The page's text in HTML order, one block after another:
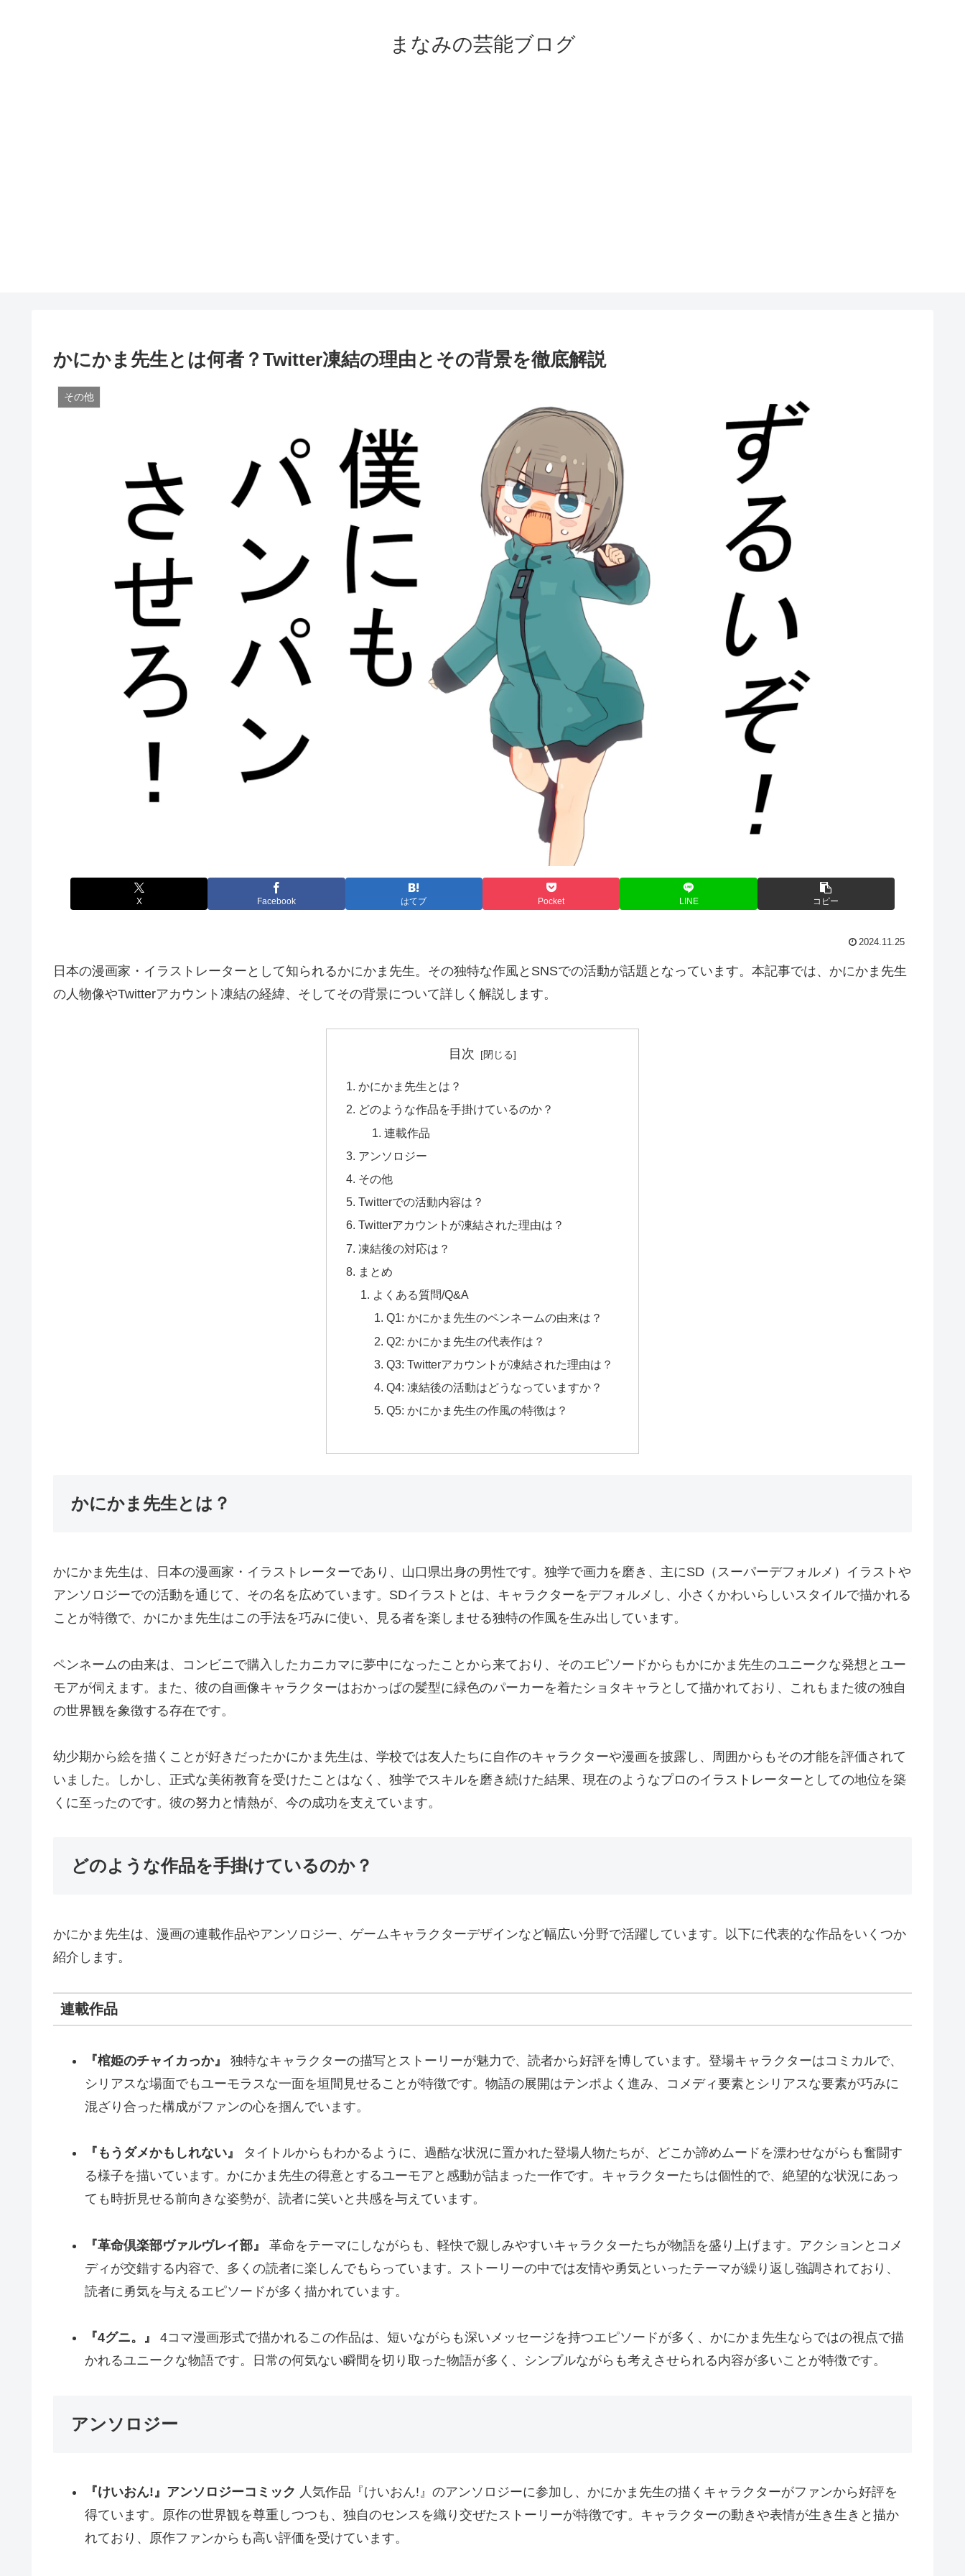
まなみの芸能ブログ
かにかま先生とは何者？Twitter凍結の理由とその背景を徹底解説
その他
X Facebook はてブ Pocket LINE コピー
2024.11.25
日本の漫画家・イラストレーターとして知られるかにかま先生。その独特な作風とSNSでの活動が話題となっています。本記事では、かにかま先生
の人物像やTwitterアカウント凍結の経緯、そしてその背景について詳しく解説します。
目次
かにかま先生とは？
どのような作品を手掛けているのか？
連載作品
アンソロジー
その他
Twitterでの活動内容は？
Twitterアカウントが凍結された理由は？
凍結後の対応は？
まとめ
よくある質問/Q&A
Q1: かにかま先生のペンネームの由来は？
Q2: かにかま先生の代表作は？
Q3: Twitterアカウントが凍結された理由は？
Q4: 凍結後の活動はどうなっていますか？
Q5: かにかま先生の作風の特徴は？
かにかま先生とは？
かにかま先生は、日本の漫画家・イラストレーターであり、山口県出身の男性です。独学で画力を磨き、主にSD（スーパーデフォルメ）イラストや
アンソロジーでの活動を通じて、その名を広めています。SDイラストとは、キャラクターをデフォルメし、小さくかわいらしいスタイルで描かれる
ことが特徴で、かにかま先生はこの手法を巧みに使い、見る者を楽しませる独特の作風を生み出しています。
ペンネームの由来は、コンビニで購入したカニカマに夢中になったことから来ており、そのエピソードからもかにかま先生のユニークな発想とユー
モアが伺えます。また、彼の自画像キャラクターはおかっぱの髪型に緑色のパーカーを着たショタキャラとして描かれており、これもまた彼の独自
の世界観を象徴する存在です。
幼少期から絵を描くことが好きだったかにかま先生は、学校では友人たちに自作のキャラクターや漫画を披露し、周囲からもその才能を評価されて
いました。しかし、正式な美術教育を受けたことはなく、独学でスキルを磨き続けた結果、現在のようなプロのイラストレーターとしての地位を築
くに至ったのです。彼の努力と情熱が、今の成功を支えています。
どのような作品を手掛けているのか？
かにかま先生は、漫画の連載作品やアンソロジー、ゲームキャラクターデザインなど幅広い分野で活躍しています。以下に代表的な作品をいくつか
紹介します。
連載作品
『棺姫のチャイカっか』
独特なキャラクターの描写とストーリーが魅力で、読者から好評を博しています。登場キャラクターはコミカルで、
シリアスな場面でもユーモラスな一面を垣間見せることが特徴です。物語の展開はテンポよく進み、コメディ要素とシリアスな要素が巧みに
混ざり合った構成がファンの心を掴んでいます。
『もうダメかもしれない』
タイトルからもわかるように、過酷な状況に置かれた登場人物たちが、どこか諦めムードを漂わせながらも奮闘す
る様子を描いています。かにかま先生の得意とするユーモアと感動が詰まった一作です。キャラクターたちは個性的で、絶望的な状況にあっ
ても時折見せる前向きな姿勢が、読者に笑いと共感を与えています。
『革命倶楽部ヴァルヴレイ部』
革命をテーマにしながらも、軽快で親しみやすいキャラクターたちが物語を盛り上げます。アクションとコメ
ディが交錯する内容で、多くの読者に楽しんでもらっています。ストーリーの中では友情や勇気といったテーマが繰り返し強調されており、
読者に勇気を与えるエピソードが多く描かれています。
『4グニ。』
4コマ漫画形式で描かれるこの作品は、短いながらも深いメッセージを持つエピソードが多く、かにかま先生ならではの視点で描
かれるユニークな物語です。日常の何気ない瞬間を切り取った物語が多く、シンプルながらも考えさせられる内容が多いことが特徴です。
アンソロジー
『けいおん!』アンソロジーコミック 人気作品『けいおん!』のアンソロジーに参加し、かにかま先生の描くキャラクターがファンから好評を
得ています。原作の世界観を尊重しつつも、独自のセンスを織り交ぜたストーリーが特徴です。キャラクターの動きや表情が生き生きと描か
れており、原作ファンからも高い評価を受けています。